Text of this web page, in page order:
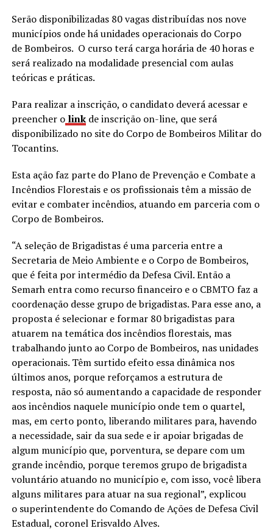
Serão disponibilizadas 80 vagas distribuídas nos nove
municípios onde há unidades operacionais do Corpo
de Bombeiros. O curso terá carga horária de 40 horas e
será realizado na modalidade presencial com aulas
teóricas e práticas.
Para realizar a inscrição, o candidato deverá acessar e
preencher o linkde inscrição on-line, que será
disponibilizado no site do Corpo de Bombeiros Militar do
Tocantins.
Esta ação faz parte do Plano de Prevenção e Combate a
Incêndios Florestais e os profissionais têm a missão de
evitar e combater incêndios, atuando em parceria com o
Corpo de Bombeiros.
“A seleção de Brigadistas é uma parceria entre a
Secretaria de Meio Ambiente e o Corpo de Bombeiros,
que é feita por intermédio da Defesa Civil. Então a
Semarh entra como recurso financeiro e o CBMTO faz a
coordenação desse grupo de brigadistas. Para esse ano, a
proposta é selecionar e formar 80 brigadistas para
atuarem na temática dos incêndios florestais, mas
trabalhando junto ao Corpo de Bombeiros, nas unidades
operacionais. Têm surtido efeito essa dinâmica nos
últimos anos, porque reforçamos a estrutura de
resposta, não só aumentando a capacidade de responder
aos incêndios naquele município onde tem o quartel,
mas, em certo ponto, liberando militares para, havendo
a necessidade, sair da sua sede e ir apoiar brigadas de
algum município que, porventura, se depare com um
grande incêndio, porque teremos grupo de brigadista
voluntário atuando no município e, com isso, você libera
alguns militares para atuar na sua regional”, explicou
o superintendente do Comando de Ações de Defesa Civil
Estadual, coronel Erisvaldo Alves.